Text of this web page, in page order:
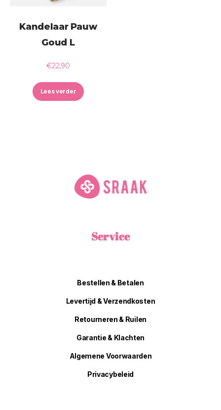
Kandelaar Pauw
Goud L
€22,90
Lees verder
Service
Bestellen & Betalen
Levertijd & Verzendkosten
Retourneren & Ruilen
Garantie & Klachten
Algemene Voorwaarden
Privacybeleid